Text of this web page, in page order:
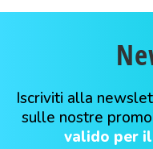
Iscriviti alla
sulle nostre
valido per